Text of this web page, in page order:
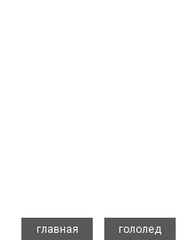
главная
гололед